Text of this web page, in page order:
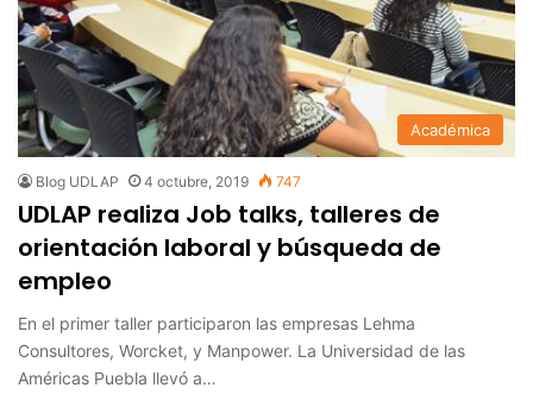
Académica
Blog UDLAP 4 octubre, 2019 747
UDLAP realiza Job talks, talleres de
orientación laboral y búsqueda de
empleo
En el primer taller participaron las empresas Lehma
Consultores, Worcket, y Manpower. La Universidad de las
Américas Puebla llevó a…